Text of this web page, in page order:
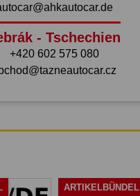
- Tschechien
+420 602 575 080
ARTIKELBÜNDEL